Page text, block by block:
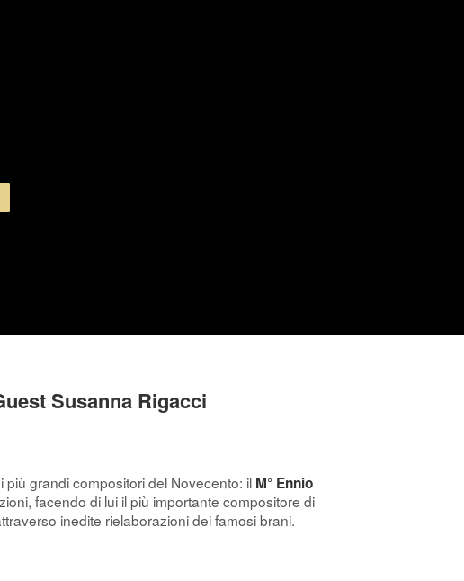
Susanna Rigacci
più grandi compositori del Novecento: il M° Ennio
facendo di lui il più importante compositore di
inedite rielaborazioni dei famosi brani.